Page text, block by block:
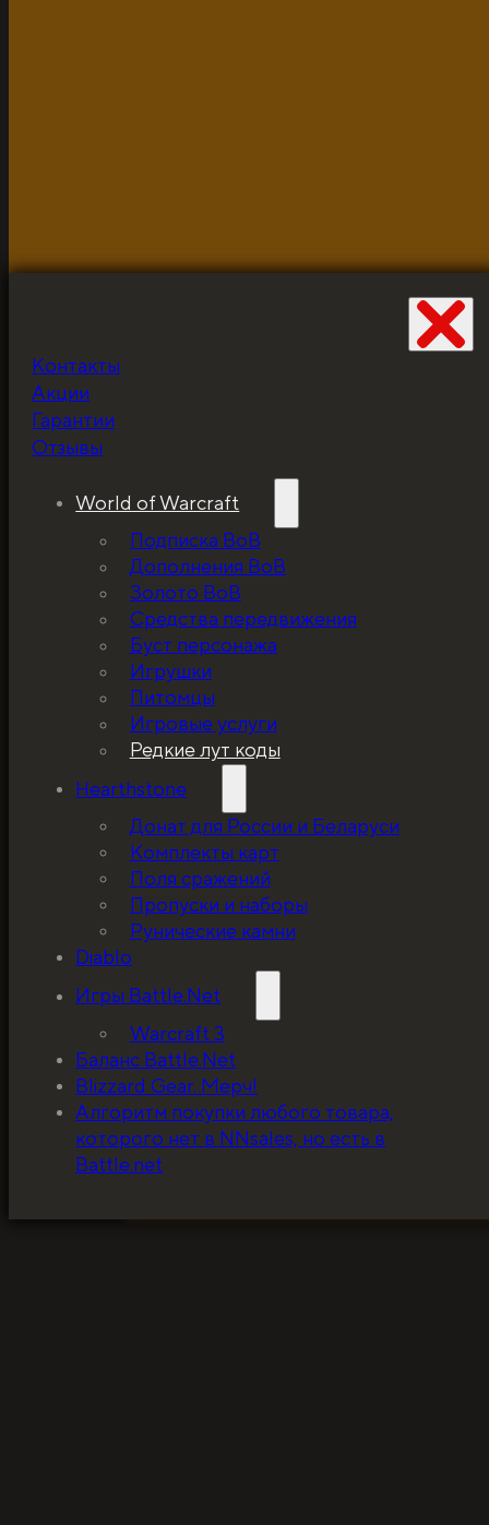
Контакты
Акции
Гарантии
Отзывы
World of Warcraft
Подписка ВоВ
Дополнения ВоВ
Золото ВоВ
Средства передвижения
Буст персонажа
Игрушки
Питомцы
Игровые услуги
Редкие лут коды
Hearthstone
Донат для России и Беларуси
Комплекты карт
Поля сражений
Пропуски и наборы
Рунические камни
Diablo
Игры Battle.Net
Warcraft 3
Баланс Battle.Net
Blizzard Gear. Мерч!
Алгоритм покупки любого товара,
которого нет в NNsales, но есть в
Battle.net
5%, на весь ассортимент. Я хочу, чтобы
покупатель мог оценивать меня по
за ценники!